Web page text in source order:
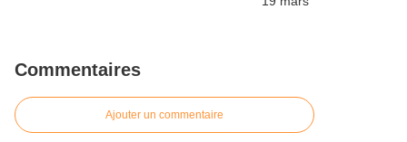
Commentaires
Ajouter un commentaire